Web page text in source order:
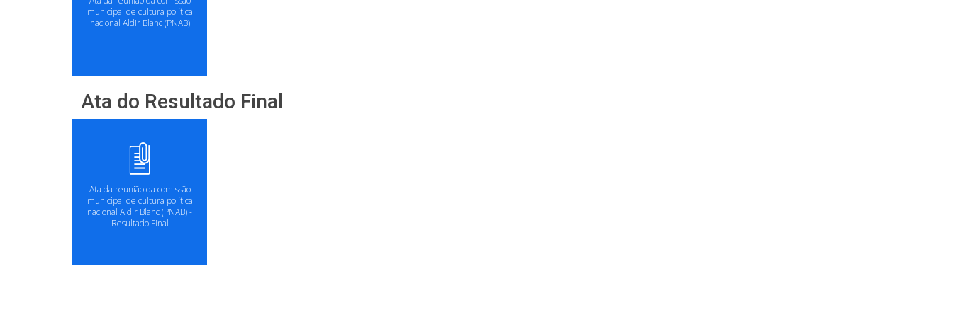
municipal de cultura política
nacional Aldir Blanc (PNAB)
Ata do Resultado Final
Ata da reunião da comissão
municipal de cultura política
nacional Aldir Blanc (PNAB) -
Resultado Final